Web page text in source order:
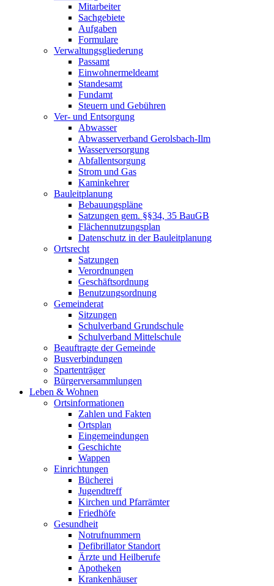
Mitarbeiter
Sachgebiete
Aufgaben
Formulare
Verwaltungsgliederung
Passamt
Einwohnermeldeamt
Standesamt
Fundamt
Steuern und Gebühren
Ver- und Entsorgung
Abwasser
Abwasserverband Gerolsbach-Ilm
Wasserversorgung
Abfallentsorgung
Strom und Gas
Kaminkehrer
Bauleitplanung
Bebauungspläne
Satzungen gem. §§34, 35 BauGB
Flächennutzungsplan
Datenschutz in der Bauleitplanung
Ortsrecht
Satzungen
Verordnungen
Geschäftsordnung
Benutzungsordnung
Gemeinderat
Sitzungen
Schulverband Grundschule
Schulverband Mittelschule
Beauftragte der Gemeinde
Busverbindungen
Spartenträger
Bürgerversammlungen
Leben & Wohnen
Ortsinformationen
Zahlen und Fakten
Ortsplan
Eingemeindungen
Geschichte
Wappen
Einrichtungen
Bücherei
Jugendtreff
Kirchen und Pfarrämter
Friedhöfe
Gesundheit
Notrufnummern
Defibrillator Standort
Ärzte und Heilberufe
Apotheken
Krankenhäuser